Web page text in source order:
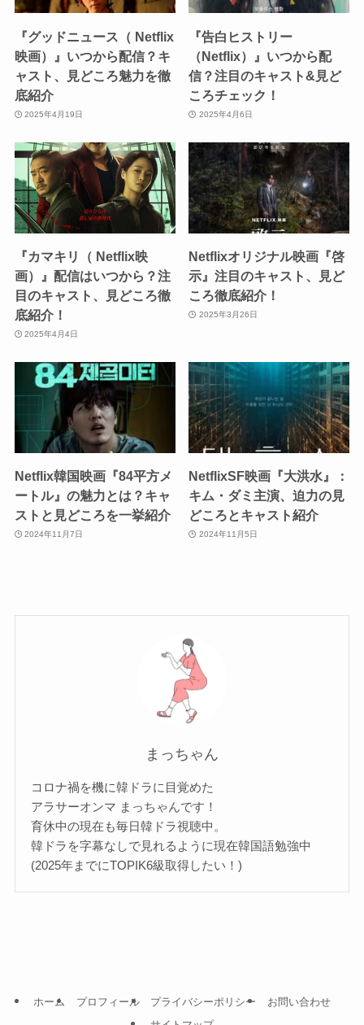
『グッドニュース（ Netflix
映画）』いつから配信？キ
ャスト、見どころ魅力を徹
底紹介
2025年4月19日
『告白ヒストリー
（Netflix）』いつから配
信？注目のキャスト&見ど
ころチェック！
2025年4月6日
『カマキリ（ Netflix映
画）』配信はいつから？注
目のキャスト、見どころ徹
底紹介！
2025年4月4日
Netflixオリジナル映画『啓
示』注目のキャスト、見ど
ころ徹底紹介！
2025年3月26日
Netflix韓国映画『84平方メ
ートル』の魅力とは？キャ
ストと見どころを一挙紹介
2024年11月7日
NetflixSF映画『大洪水』：
キム・ダミ主演、迫力の見
どころとキャスト紹介
2024年11月5日
まっちゃん
コロナ禍を機に韓ドラに目覚めた
アラサーオンマ まっちゃんです！
育休中の現在も毎日韓ドラ視聴中。
韓ドラを字幕なしで見れるように現在韓国語勉強中
(2025年までにTOPIK6級取得したい！)
ホーム プロフィール プライバシーポリシー
お問い合わせ